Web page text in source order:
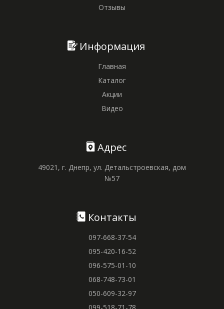
Отзывы
Информация
Главная
Каталог
Акции
Видео
Адрес
49021, г. Днепр, ул. Детальстроевская, дом
№57
Контакты
097-668-37-54
095-420-16-52
096-575-01-10
068-748-73-01
050-609-32-97